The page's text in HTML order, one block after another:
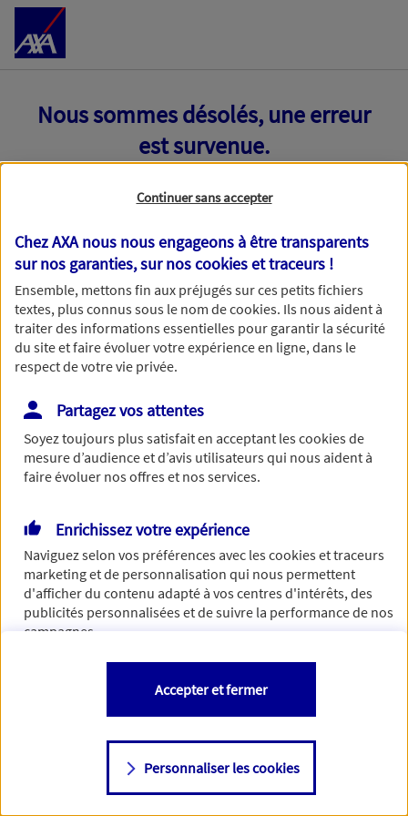
Accéder au Contenu
Nous sommes désolés, une erreur
est survenue.
Toutes nos excuses, une erreur technique nous empêche
de traiter votre demande. N'hésitez pas à rafraichir ce
formulaire dans quelques minutes.
Si besoin, vous pouvez nous joindre via notre page de
contact.
> Nous contacter
Continuer sans accepter
Chez AXA nous nous engageons à être transparents
sur nos garanties, sur noscookies et traceurs !
Ensemble, mettons fin aux préjugés sur ces petits fichiers
textes, plus connus sous le nom decookies. Ils nous aident à
traiter des informations essentielles pour garantir la sécurité
du site et faire évoluer votre expérience en ligne, dans le
respect de votre vie privée.
Partagez vos attentes
Soyez toujours plus satisfait en acceptant lescookiesde
mesure d’audience et d’avis utilisateurs qui nous aident à
faire évoluer nos offres et nos services.
Enrichissez votre expérience
Naviguez selon vos préférences avec lescookies et traceurs
marketing et de personnalisation qui nous permettent
d'afficher du contenu adapté à vos centres d'intérêts, des
publicités personnalisées et de suivre la performance de nos
campagnes.
Vous êtes libre de les accepter, de les refuser comme de
changer d'avis à tout moment en allant sur
Consulter notre politique decookies
Personnaliser les cookies
Accepter et fermer